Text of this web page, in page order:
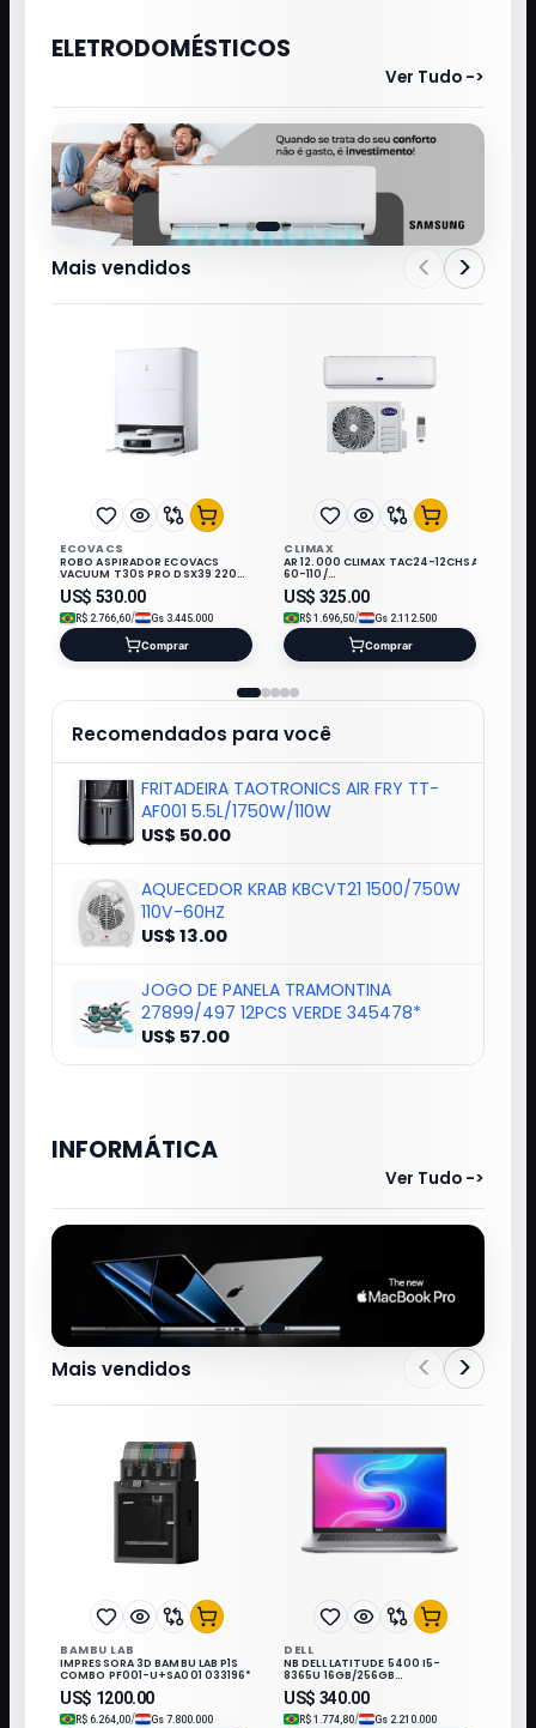
ELETRODOMÉSTICOS
Ver Tudo ->
Mais vendidos < >
ECOVACS
ROBO ASPIRADOR ECOVACS
VACUUM T30S PRO DSX39 220V
50-60HZ WHITE 033140
US$ 530.00
R$ 2.766,60/ Gs 3.445.000
Comprar
CLIMAX
AR 12.000 CLIMAX TAC24-12CHSA-
60-110/
R410/110V/60HZ/QUENTE/FRIO+KIT*
US$ 325.00
R$ 1.696,50/ Gs 2.112.500
Comprar
Recomendados para você
FRITADEIRA TAOTRONICS AIR FRY TT-
AF001 5.5L/1750W/110W
US$ 50.00
AQUECEDOR KRAB KBCVT21 1500/750W
110V-60HZ
US$ 13.00
JOGO DE PANELA TRAMONTINA
27899/497 12PCS VERDE 345478*
US$ 57.00
INFORMÁTICA
Ver Tudo ->
Mais vendidos < >
BAMBU LAB
IMPRESSORA 3D BAMBU LAB P1S
COMBO PF001-U+SA001 033196*
US$ 1200.00
R$ 6.264,00/ Gs 7.800.000
DELL
NB DELL LATITUDE 5400 I5-
8365U 16GB/256GB
M.2/14"/W11/REFURB
US$ 340.00
R$ 1.774,80/ Gs 2.210.000